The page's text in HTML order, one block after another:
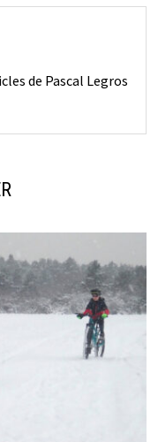
de Pascal Legros